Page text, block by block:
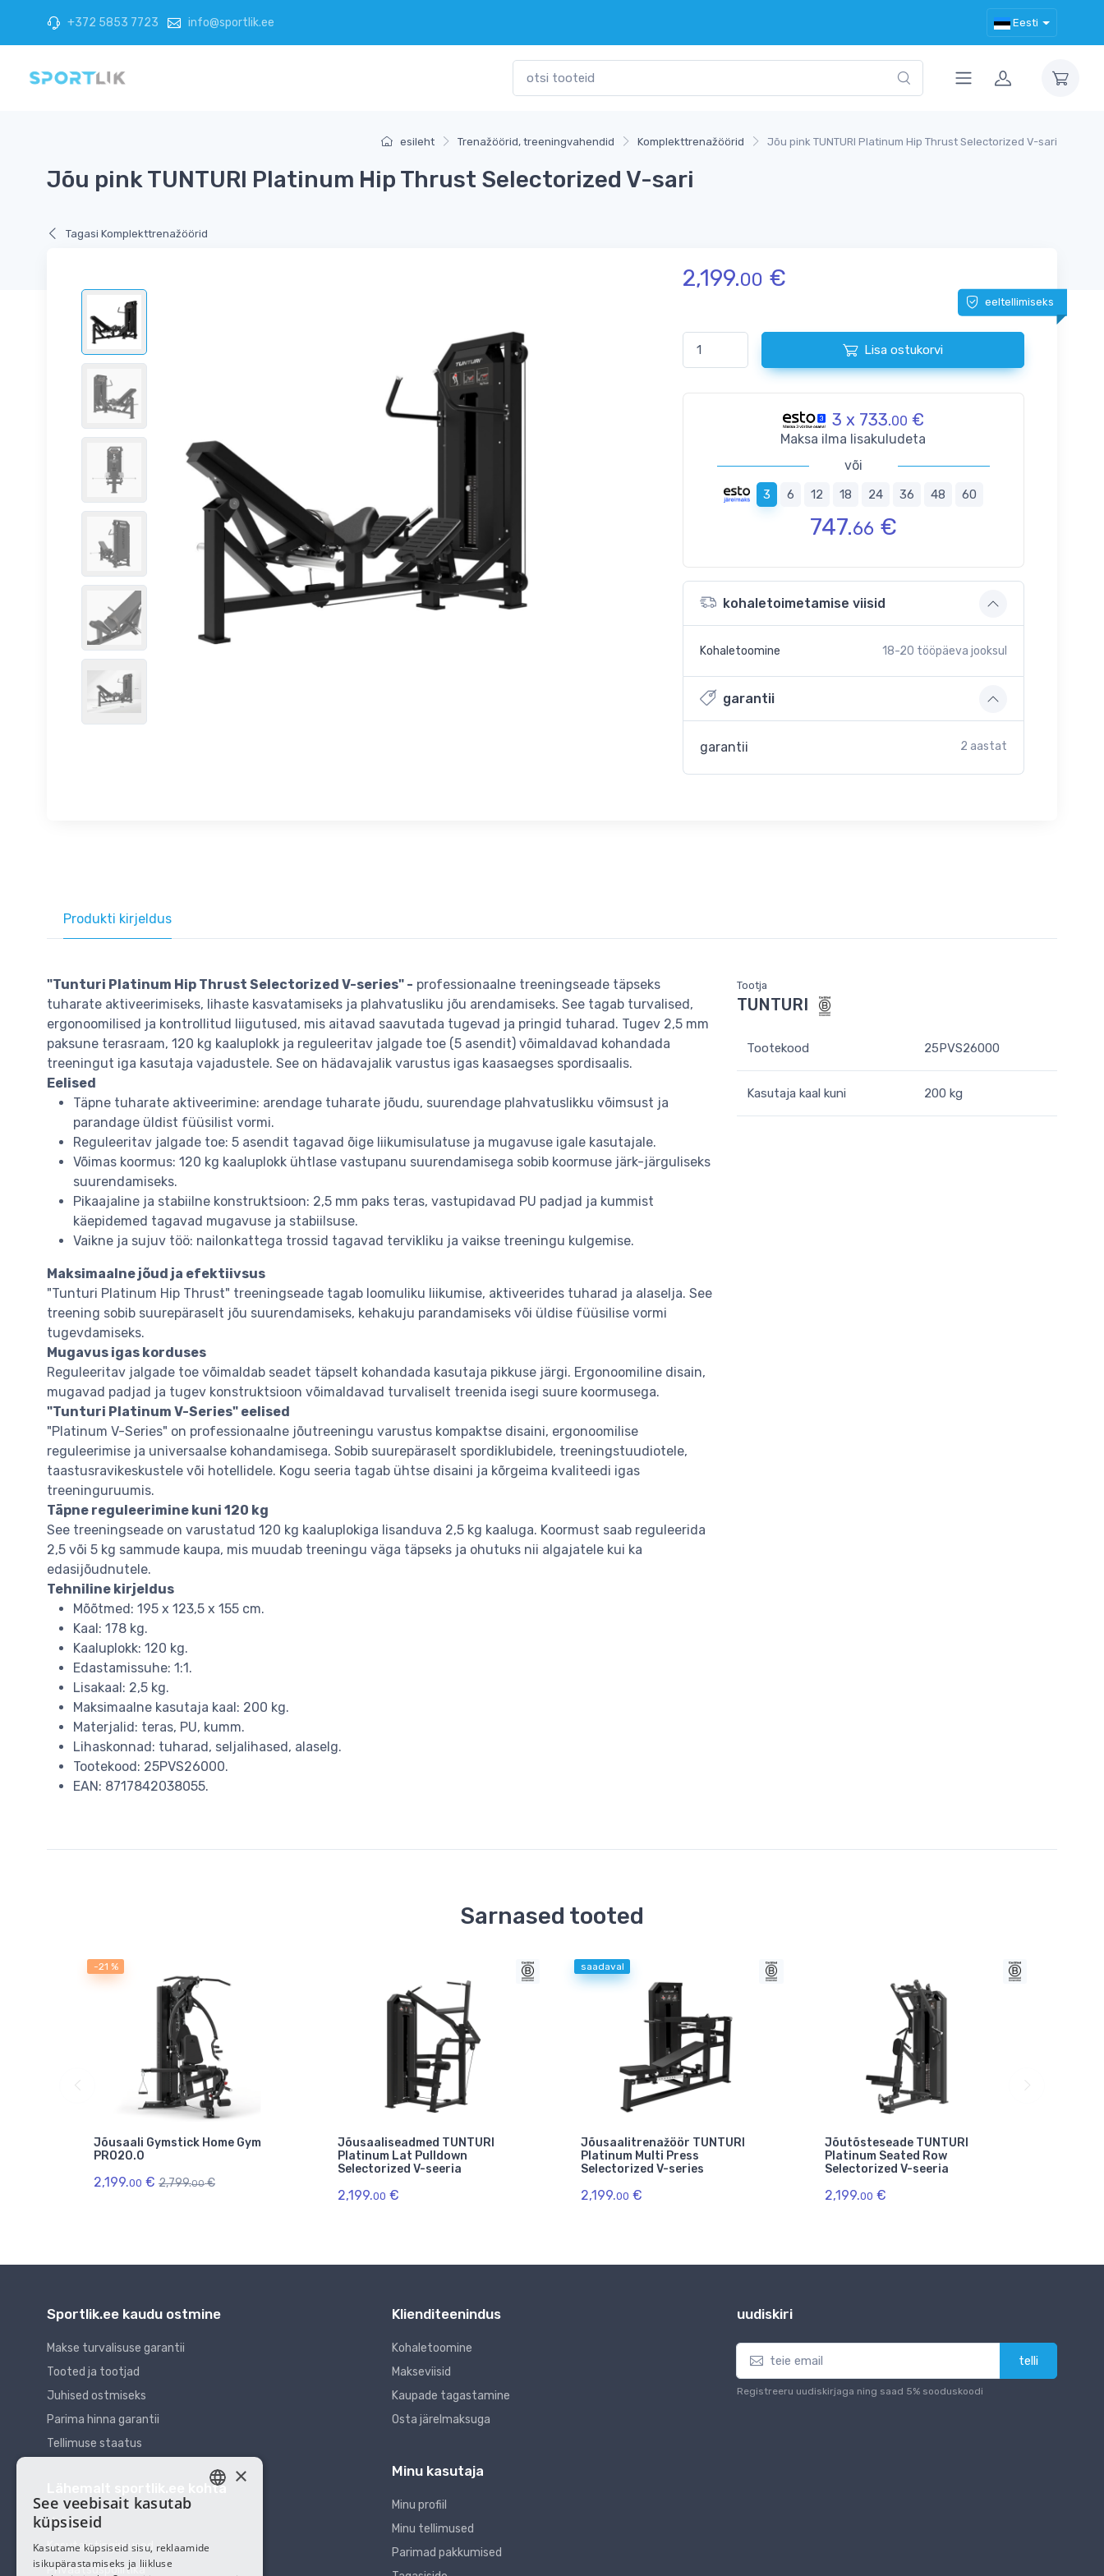
+372 5853 7723 info@sportlik.ee Eesti
esileht Trenažöörid, treeningvahendid Komplekttrenažöörid Jõu pink TUNTURI Platinum Hip Thrust Selectorized V-sari
Jõu pink TUNTURI Platinum Hip Thrust Selectorized V-sari
Tagasi Komplekttrenažöörid
2,199.00 €
eeltellimiseks
Lisa ostukorvi
3 x 733.00 €
Maksa ilma lisakuludeta
või
3 6 12 18 24 36 48 60
747.66 €
kohaletoimetamise viisid
Kohaletoomine 18-20 tööpäeva jooksul
garantii
garantii 2 aastat
Produkti kirjeldus
"Tunturi Platinum Hip Thrust Selectorized V-series" - professionaalne treeningseade täpseks
tuharate aktiveerimiseks, lihaste kasvatamiseks ja plahvatusliku jõu arendamiseks. See tagab turvalised,
ergonoomilised ja kontrollitud liigutused, mis aitavad saavutada tugevad ja pringid tuharad. Tugev 2,5 mm
paksune terasraam, 120 kg kaaluplokk ja reguleeritav jalgade toe (5 asendit) võimaldavad kohandada
treeningut iga kasutaja vajadustele. See on hädavajalik varustus igas kaasaegses spordisaalis.
Eelised
Täpne tuharate aktiveerimine: arendage tuharate jõudu, suurendage plahvatuslikku võimsust ja
parandage üldist füüsilist vormi.
Reguleeritav jalgade toe: 5 asendit tagavad õige liikumisulatuse ja mugavuse igale kasutajale.
Võimas koormus: 120 kg kaaluplokk ühtlase vastupanu suurendamisega sobib koormuse järk-järguliseks
suurendamiseks.
Pikaajaline ja stabiilne konstruktsioon: 2,5 mm paks teras, vastupidavad PU padjad ja kummist
käepidemed tagavad mugavuse ja stabiilsuse.
Vaikne ja sujuv töö: nailonkattega trossid tagavad tervikliku ja vaikse treeningu kulgemise.
Maksimaalne jõud ja efektiivsus
"Tunturi Platinum Hip Thrust" treeningseade tagab loomuliku liikumise, aktiveerides tuharad ja alaselja. See
treening sobib suurepäraselt jõu suurendamiseks, kehakuju parandamiseks või üldise füüsilise vormi
tugevdamiseks.
Mugavus igas korduses
Reguleeritav jalgade toe võimaldab seadet täpselt kohandada kasutaja pikkuse järgi. Ergonoomiline disain,
mugavad padjad ja tugev konstruktsioon võimaldavad turvaliselt treenida isegi suure koormusega.
"Tunturi Platinum V-Series" eelised
"Platinum V-Series" on professionaalne jõutreeningu varustus kompaktse disaini, ergonoomilise
reguleerimise ja universaalse kohandamisega. Sobib suurepäraselt spordiklubidele, treeningstuudiotele,
taastusravikeskustele või hotellidele. Kogu seeria tagab ühtse disaini ja kõrgeima kvaliteedi igas
treeninguruumis.
Täpne reguleerimine kuni 120 kg
See treeningseade on varustatud 120 kg kaaluplokiga lisanduva 2,5 kg kaaluga. Koormust saab reguleerida
2,5 või 5 kg sammude kaupa, mis muudab treeningu väga täpseks ja ohutuks nii algajatele kui ka
edasijõudnutele.
Tehniline kirjeldus
Mõõtmed: 195 x 123,5 x 155 cm.
Kaal: 178 kg.
Kaaluplokk: 120 kg.
Edastamissuhe: 1:1.
Lisakaal: 2,5 kg.
Maksimaalne kasutaja kaal: 200 kg.
Materjalid: teras, PU, kumm.
Lihaskonnad: tuharad, seljalihased, alaselg.
Tootekood: 25PVS26000.
EAN: 8717842038055.
Tootja
TUNTURI
Tootekood 25PVS26000
Kasutaja kaal kuni 200 kg
Sarnased tooted
-21 %
Jõusaali Gymstick Home Gym
PRO20.0
2,199.00 € 2,799.00€
Jõusaaliseadmed TUNTURI
Platinum Lat Pulldown
Selectorized V-seeria
2,199.00 €
saadaval
Jõusaalitrenažöör TUNTURI
Platinum Multi Press
Selectorized V-series
2,199.00 €
Jõutõsteseade TUNTURI
Platinum Seated Row
Selectorized V-seeria
2,199.00 €
Sportlik.ee kaudu ostmine
Makse turvalisuse garantii
Tooted ja tootjad
Juhised ostmiseks
Parima hinna garantii
Tellimuse staatus
Lähemalt sportlik.ee kohta
Meist
Kasutajatingimused
Privaatsuspoliitika
Klienditeenindus
Kohaletoomine
Makseviisid
Kaupade tagastamine
Osta järelmaksuga
Minu kasutaja
Minu profiil
Minu tellimused
Parimad pakkumised
uudiskiri
telli
Registreeru uudiskirjaga ning saad 5% sooduskoodi
×
See veebisait kasutab
küpsiseid
Kasutame küpsiseid sisu, reklaamide
isikupärastamiseks ja liikluse